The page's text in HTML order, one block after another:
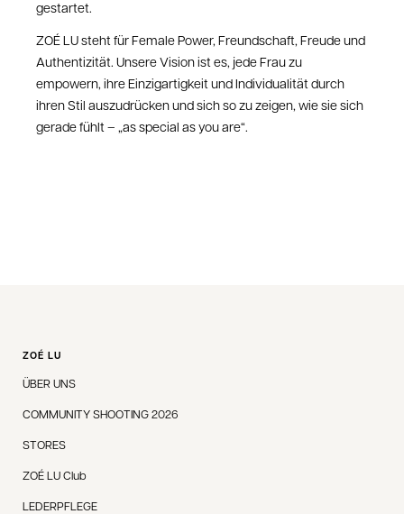
gestartet.
ZOÉ LU steht für Female Power, Freundschaft, Freude und
Authentizität. Unsere Vision ist es, jede Frau zu
empowern, ihre Einzigartigkeit und Individualität durch
ihren Stil auszudrücken und sich so zu zeigen, wie sie sich
gerade fühlt – „as special as you are“.
ZOÉ LU
ÜBER UNS
COMMUNITY SHOOTING 2026
STORES
ZOÉ LU Club
LEDERPFLEGE